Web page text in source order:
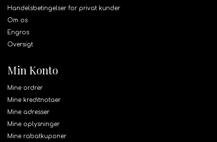
Handelsbetingelser for privat kunder
Om os
Engros
Oversigt
Min Konto
Mine ordrer
Mine kreditnotaer
Mine adresser
Mine oplysninger
Mine rabatkuponer